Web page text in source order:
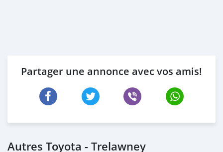
Partager une annonce avec vos amis!
Autres Toyota - Trelawney